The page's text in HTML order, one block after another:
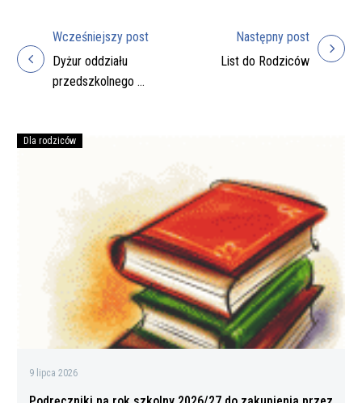
Nawigacja
wpisu
Wcześniejszy post
Dyżur oddziału
przedszkolnego w
Następny post
List do Rodziców
rok
szkolny
do
zakupienia
przez
rodziców
Dla rodziców
9 lipca 2026